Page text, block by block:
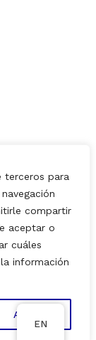
terceros para
compartir
aceptar o
cuáles
información
Aceptar
EN